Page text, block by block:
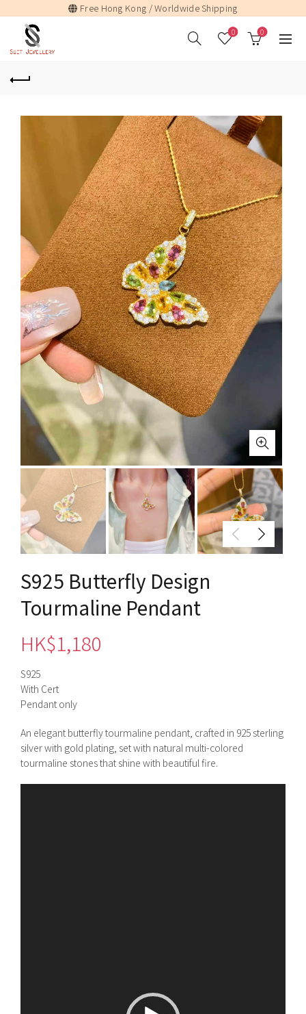
Free Hong Kong / Worldwide Shipping
0 0
S925 Butterfly Design
Tourmaline Pendant
HK$1,180
S925
With Cert
Pendant only
An elegant butterfly tourmaline pendant, crafted in 925 sterling
silver with gold plating, set with natural multi-colored
tourmaline stones that shine with beautiful fire.